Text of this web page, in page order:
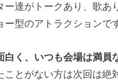
ー達がトークあり、歌あ
ー型のアトラクションで
白く、いつも会場は満員
ことがない方は次回は絶